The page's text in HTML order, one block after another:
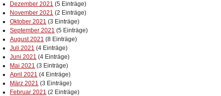
Dezember 2021 (5 Einträge)
November 2021 (2 Einträge)
Oktober 2021 (3 Einträge)
September 2021 (5 Einträge)
August 2021 (8 Einträge)
Juli 2021 (4 Einträge)
Juni 2021 (4 Einträge)
Mai 2021 (3 Einträge)
April 2021 (4 Einträge)
März 2021 (3 Einträge)
Februar 2021 (2 Einträge)